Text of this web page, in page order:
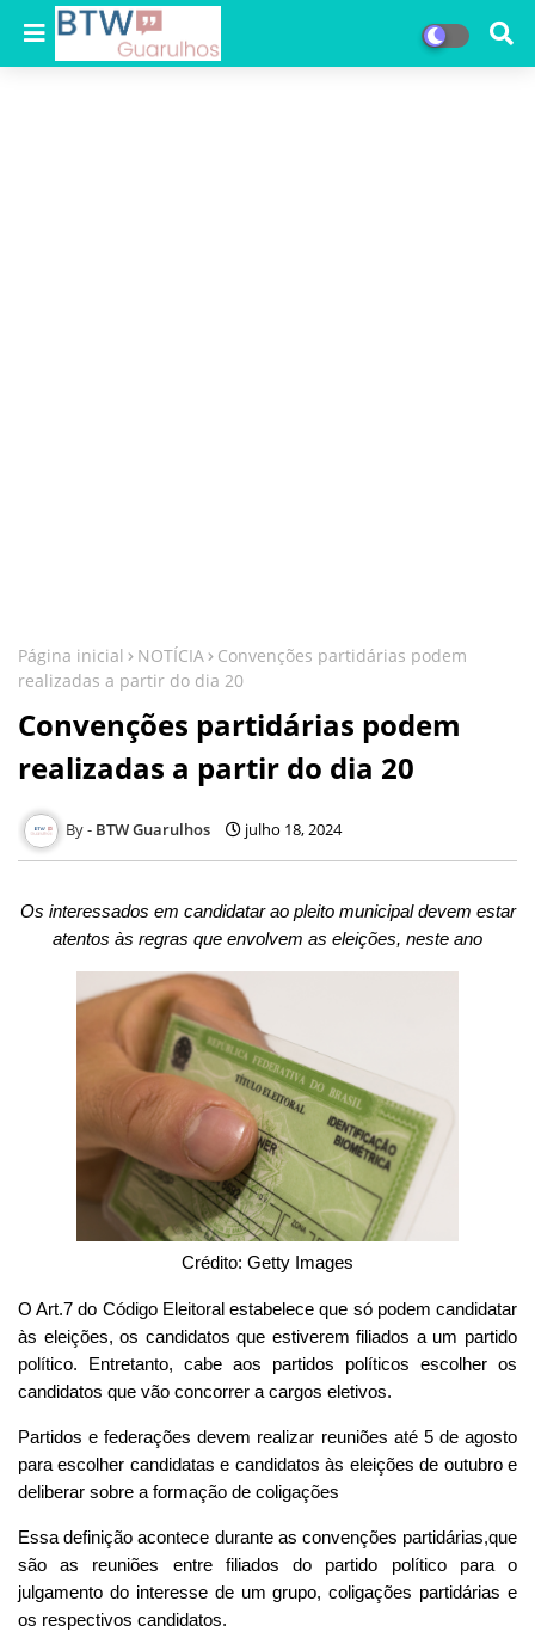
Página inicial NOTÍCIA
Convenções partidárias podem
realizadas a partir do dia 20
Convenções partidárias podem
realizadas a partir do dia 20
BTW Guarulhos julho 18, 2024
Os interessados em candidatar ao pleito municipal devem estar
atentos às regras que envolvem as eleições, neste ano
Crédito: Getty Images
O Art.7 do Código Eleitoral estabelece que só podem candidatar
às eleições, os candidatos que estiverem filiados a um partido
político. Entretanto, cabe aos partidos políticos escolher os
candidatos que vão concorrer a cargos eletivos.
Partidos e federações devem realizar reuniões até 5 de agosto
para escolher candidatas e candidatos às eleições de outubro e
deliberar sobre a formação de coligações
Essa definição acontece durante as convenções partidárias,que
são as reuniões entre filiados do partido político para o
julgamento do interesse de um grupo, coligações partidárias e
os respectivos candidatos.